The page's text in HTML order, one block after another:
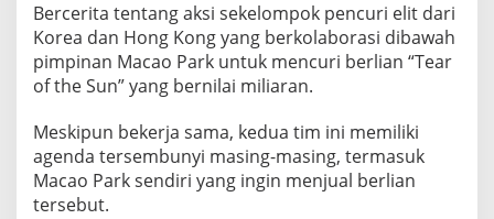
Bercerita tentang aksi sekelompok pencuri elit dari
Korea dan Hong Kong yang berkolaborasi dibawah
pimpinan Macao Park untuk mencuri berlian “Tear
of the Sun” yang bernilai miliaran.
Meskipun bekerja sama, kedua tim ini memiliki
agenda tersembunyi masing-masing, termasuk
Macao Park sendiri yang ingin menjual berlian
tersebut.